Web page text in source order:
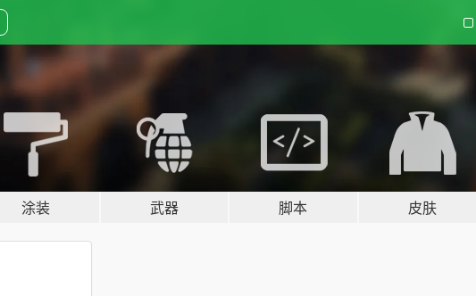
涂装 武器 脚本 皮肤